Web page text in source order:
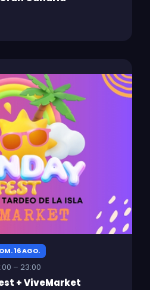
16 AGO.
– 23:00
+ ViveMarket